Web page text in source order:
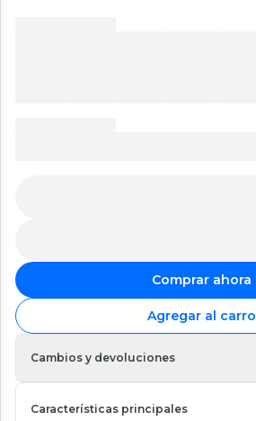
Comprar ahora
Agregar al carro
Cambios y devoluciones
Características principales